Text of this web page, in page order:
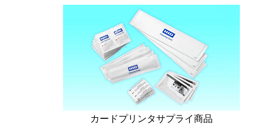
カードプリンタサプライ商品